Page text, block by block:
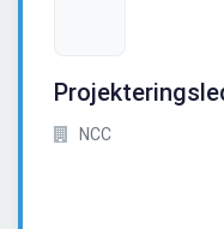
NCC